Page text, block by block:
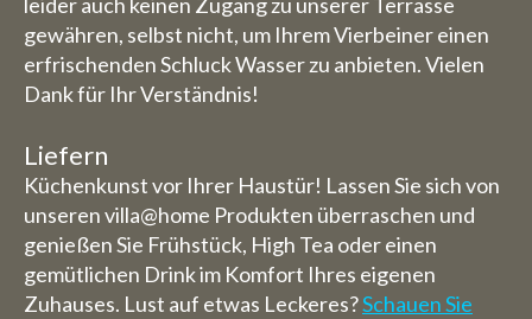
gewähren, selbst nicht, um Ihrem Vierbeiner einen
erfrischenden Schluck Wasser zu anbieten. Vielen
Dank für Ihr Verständnis!
Liefern
Küchenkunst vor Ihrer Haustür! Lassen Sie sich von
unseren villa@home Produkten überraschen und
genießen Sie Frühstück, High Tea oder einen
gemütlichen Drink im Komfort Ihres eigenen
Zuhauses. Lust auf etwas Leckeres?Schauen Sie